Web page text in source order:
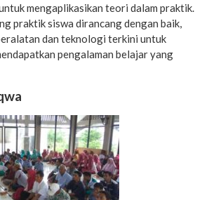
mengaplikasikan teori dalam praktik.
praktik siswa dirancang dengan baik,
dan teknologi terkini untuk
pengalaman belajar yang